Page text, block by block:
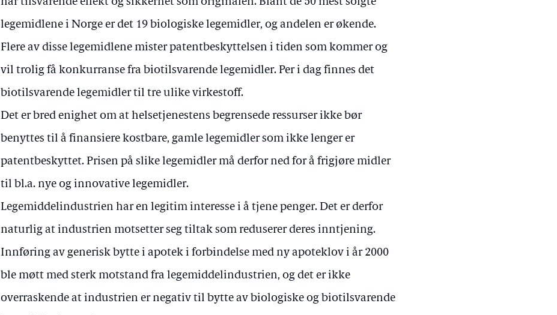
legemidlene i Norge er det 19 biologiske legemidler, og andelen er økende.
Flere av disse legemidlene mister patentbeskyttelsen i tiden som kommer og
vil trolig få konkurranse fra biotilsvarende legemidler. Per i dag finnes det
biotilsvarende legemidler til tre ulike virkestoff.
Det er bred enighet om at helsetjenestens begrensede ressurser ikke bør
benyttes til å finansiere kostbare, gamle legemidler som ikke lenger er
patentbeskyttet. Prisen på slike legemidler må derfor ned for å frigjøre midler
til bl.a. nye og innovative legemidler.
Legemiddelindustrien har en legitim interesse i å tjene penger. Det er derfor
naturlig at industrien motsetter seg tiltak som reduserer deres inntjening.
Innføring av generisk bytte i apotek i forbindelse med ny apoteklov i år 2000
ble møtt med sterk motstand fra legemiddelindustrien, og det er ikke
overraskende at industrien er negativ til bytte av biologiske og biotilsvarende